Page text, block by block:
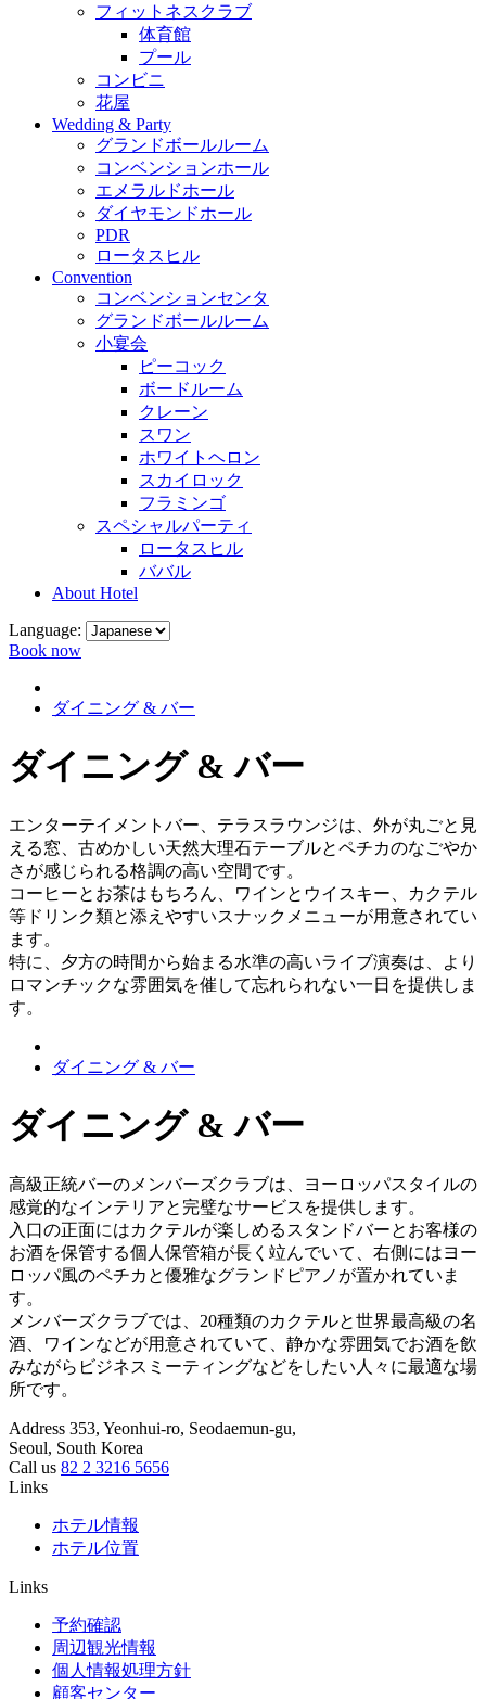
フィットネスクラブ
体育館
プール
コンビニ
花屋
Wedding & Party
グランドボールルーム
コンベンションホール
エメラルドホール
ダイヤモンドホール
PDR
ロータスヒル
Convention
コンベンションセンタ
グランドボールルーム
小宴会
ピーコック
ボードルーム
クレーン
スワン
ホワイトヘロン
スカイロック
フラミンゴ
スペシャルパーティ
ロータスヒル
ババル
About Hotel
Language:
Book now
ダイニング & バー
ダイニング & バー
エンターテイメントバー、テラスラウンジは、外が丸ごと見
える窓、古めかしい天然大理石テーブルとペチカのなごやか
さが感じられる格調の高い空間です。
コーヒーとお茶はもちろん、ワインとウイスキー、カクテル
等ドリンク類と添えやすいスナックメニューが用意されてい
ます。
特に、夕方の時間から始まる水準の高いライブ演奏は、より
ロマンチックな雰囲気を催して忘れられない一日を提供しま
す。
ダイニング & バー
ダイニング & バー
高級正統バーのメンバーズクラブは、ヨーロッパスタイルの
感覚的なインテリアと完璧なサービスを提供します。
入口の正面にはカクテルが楽しめるスタンドバーとお客様の
お酒を保管する個人保管箱が長く竝んでいて、右側にはヨー
ロッパ風のペチカと優雅なグランドピアノが置かれていま
す。
メンバーズクラブでは、20種類のカクテルと世界最高級の名
酒、ワインなどが用意されていて、静かな雰囲気でお酒を飲
みながらビジネスミーティングなどをしたい人々に最適な場
所です。
Address 353, Yeonhui-ro, Seodaemun-gu,
Seoul, South Korea
Call us 82 2 3216 5656
Links
ホテル情報
ホテル位置
Links
予約確認
周辺観光情報
個人情報処理方針
顧客センター